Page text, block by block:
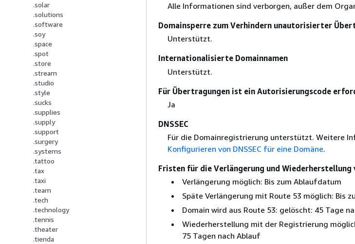
.solar
.solutions
.software
.soy
.space
.spot
.store
.stream
.studio
.style
.sucks
.supplies
.supply
.support
.surgery
.systems
.tattoo
.tax
.taxi
.team
.tech
.technology
.tennis
.theater
.tienda
Alle Informationen sind verborgen, außer dem
Domainsperre zum Verhindern unautorisierter
Unterstützt.
Internationalisierte Domainnamen
Unterstützt.
Für Übertragungen ist ein Autorisierungscode
Ja
DNSSEC
Für die Domainregistrierung unterstützt. Weitere
Konfigurieren von DNSSEC für eine Domäne.
Fristen für die Verlängerung und Wiederherstellung
Verlängerung möglich: Bis zum Ablaufdatum
Späte Verlängerung mit Route 53 möglich: Bis
Domain wird aus Route 53: gelöscht: 45 Tage
Wiederherstellung mit der Registrierung
75 Tagen nach Ablauf